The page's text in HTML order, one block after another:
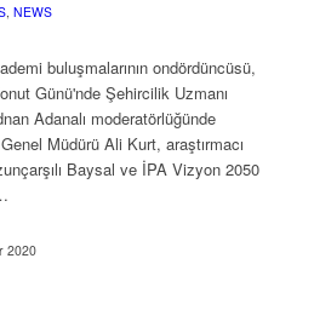
, NEWS
buluşmalarının ondördüncüsü,
Günü'nde Şehircilik Uzmanı
Adanalı moderatörlüğünde
Müdürü Ali Kurt, araştırmacı
Baysal ve İPA Vizyon 2050
2020